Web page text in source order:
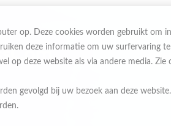
op. Deze cookies worden gebruikt om
deze informatie om uw surfervaring
op deze website als via andere media. Zie
gevolgd bij uw bezoek aan deze